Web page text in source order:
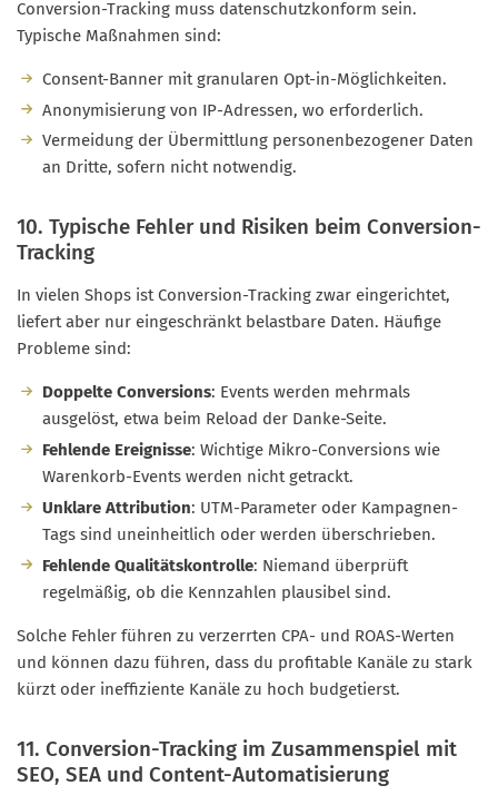
Conversion-Tracking muss datenschutzkonform sein.
Typische Maßnahmen sind:
Consent-Banner mit granularen Opt-in-Möglichkeiten.
Anonymisierung von IP-Adressen, wo erforderlich.
Vermeidung der Übermittlung personenbezogener Daten
an Dritte, sofern nicht notwendig.
10. Typische Fehler und Risiken beim Conversion-
Tracking
In vielen Shops ist Conversion-Tracking zwar eingerichtet,
liefert aber nur eingeschränkt belastbare Daten. Häufige
Probleme sind:
Doppelte Conversions: Events werden mehrmals
ausgelöst, etwa beim Reload der Danke-Seite.
Fehlende Ereignisse: Wichtige Mikro-Conversions wie
Warenkorb-Events werden nicht getrackt.
Unklare Attribution: UTM-Parameter oder Kampagnen-
Tags sind uneinheitlich oder werden überschrieben.
Fehlende Qualitätskontrolle: Niemand überprüft
regelmäßig, ob die Kennzahlen plausibel sind.
Solche Fehler führen zu verzerrten CPA- und ROAS-Werten
und können dazu führen, dass du profitable Kanäle zu stark
kürzt oder ineffiziente Kanäle zu hoch budgetierst.
11. Conversion-Tracking im Zusammenspiel mit
SEO, SEA und Content-Automatisierung